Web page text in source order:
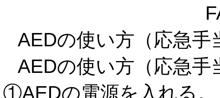
AEDの使い方（応急
AEDの使い方（応急
①AEDの電源を入れる